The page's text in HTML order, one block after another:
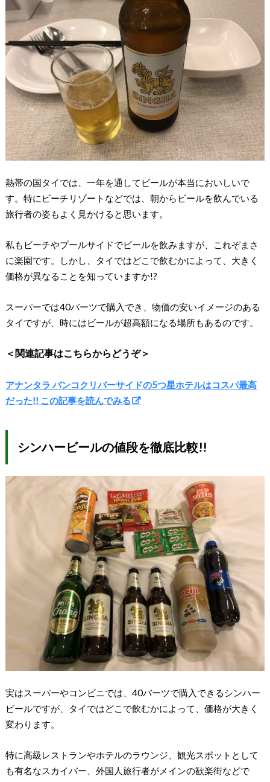
熱帯の国タイでは、一年を通してビールが本当においしいで
す。特にビーチリゾートなどでは、朝からビールを飲んでいる
旅行者の姿もよく見かけると思います。
私もビーチやプールサイドでビールを飲みますが、これぞまさ
に楽園です。しかし、タイではどこで飲むかによって、大きく
価格が異なることを知っていますか!?
スーパーでは40バーツで購入でき、物価の安いイメージのある
タイですが、時にはビールが超高額になる場所もあるのです。
＜関連記事はこちらからどうぞ＞
アナンタラ バンコクリバーサイドの5つ星ホテルはコスパ最高
だった!! この記事を読んでみる
シンハービールの値段を徹底比較!!
実はスーパーやコンビニでは、40バーツで購入できるシンハー
ビールですが、タイではどこで飲むかによって、価格が大きく
変わります。
特に高級レストランやホテルのラウンジ、観光スポットとして
も有名なスカイバー、外国人旅行者がメインの歓楽街などで